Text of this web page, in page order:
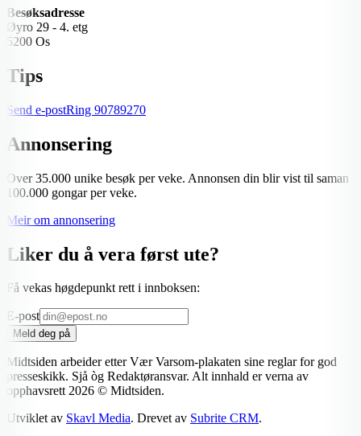
Besøksadresse
Øyro 29 - 4. etg
5200 Os
Tips
Send e-postRing 90789270
Annonsering
Over 35.000 unike besøk per veke. Annonsen din blir vist til saman
100.000 gongar per veke.
Meir om annonsering
Liker du å vera først ute?
Få vekas høgdepunkt rett i innboksen:
E-post
Meld deg på
Midtsiden arbeider etter Vær Varsom-plakaten sine reglar for god
presseskikk. Sjå òg Redaktøransvar. Alt innhald er verna av
opphavsrett2026 © Midtsiden.
Utviklet av Skavl Media. Drevet av Subrite CRM.